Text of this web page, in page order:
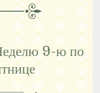
9-ю по